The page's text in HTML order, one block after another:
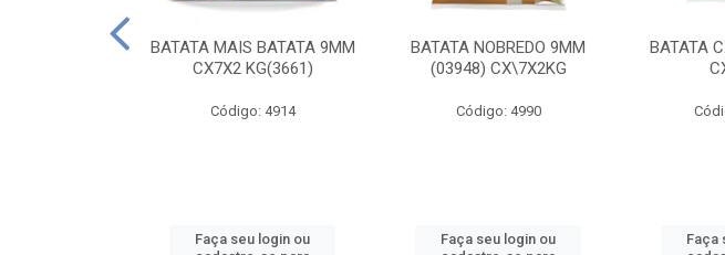
BATATA MAIS BATATA 9MM
CX7X2 KG(3661)
Código: 4914
Faça seu login ou
BATATA NOBREDO 9MM
(03948) CX\7X2KG
Código: 4990
Faça seu login ou
BATATA
Faça